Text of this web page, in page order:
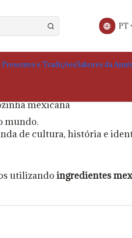
PT
e TradiçõesSabores da
Técnicas e
mexicana
mundo.
de cultura, história e
utilizandoingredientes